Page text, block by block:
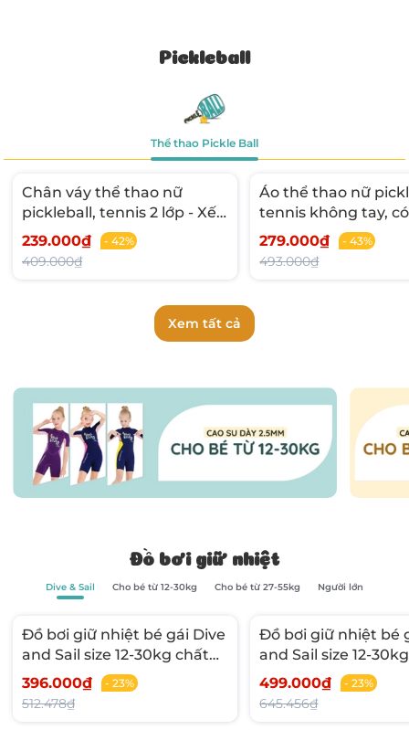
Pickleball
Thể thao Pickle Ball
Chân váy thể thao nữ
pickleball, tennis 2 lớp - Xếp
ly sau cá tính
239.000₫ - 42%
409.000₫
Áo thể thao nữ
tennis không tay,
sát tôn dáng
279.000₫ - 43%
493.000₫
Xem tất cả
Đồ bơi giữ nhiệt
Dive & Sail Cho bé từ 12-30kg Cho bé từ 27-55kg Người lớn
Đồ bơi giữ nhiệt bé gái Dive
and Sail size 12-30kg chất
liệu cao su dày 1.5mm giữ
ấm ngăn tia UV
396.000₫ - 23%
512.478₫
Đồ bơi giữ nhiệt bé
and Sail size 12-
cao su dày 1.5mm
ngăn tia UV
499.000₫ - 23%
645.456₫